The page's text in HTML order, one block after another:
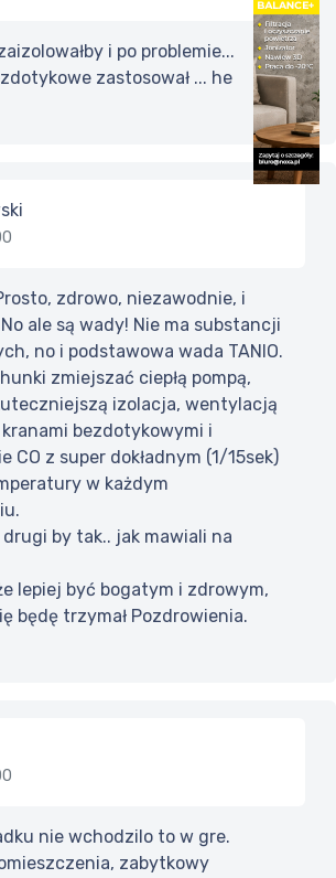
i po problemie...
zastosował ... he
zdrowo, niezawodnie, i
ale są wady! Nie ma substancji
no i podstawowa wada TANIO.
zmiejszać ciepłą pompą,
izolacja, wentylacją
bezdotykowymi i
CO z super dokładnym (1/15sek)
w każdym
by tak.. jak mawiali na
lepiej być bogatym i zdrowym,
będę trzymał Pozdrowienia.
nie wchodzilo to w gre.
zabytkowy